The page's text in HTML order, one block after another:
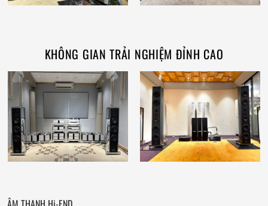
KHÔNG GIAN TRẢI NGHIỆM ĐỈNH CAO